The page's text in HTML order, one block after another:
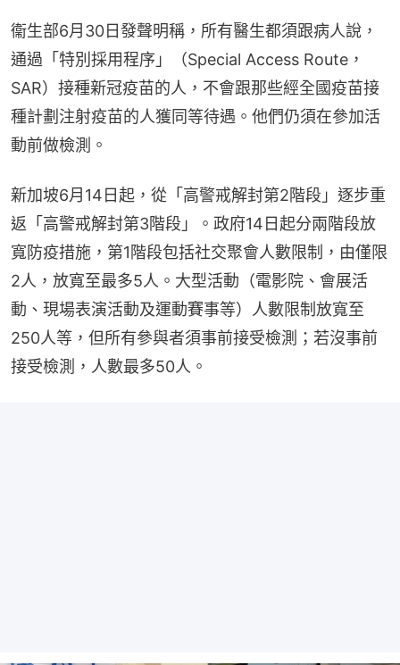
衞生部6月30日發聲明稱，所有醫生都須跟病人說，
通過「特別採用程序」（Special Access Route，
SAR）接種新冠疫苗的人，不會跟那些經全國疫苗接
種計劃注射疫苗的人獲同等待遇。他們仍須在參加活
動前做檢測。
新加坡6月14日起，從「高警戒解封第2階段」逐步重
返「高警戒解封第3階段」。政府14日起分兩階段放
寬防疫措施，第1階段包括社交聚會人數限制，由僅限
2人，放寬至最多5人。大型活動（電影院、會展活
動、現場表演活動及運動賽事等）人數限制放寬至
250人等，但所有參與者須事前接受檢測；若沒事前
接受檢測，人數最多50人。